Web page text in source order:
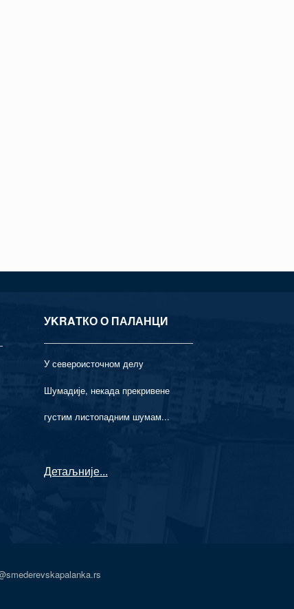
УKRAТКО О ПАЛАНЦИ
У североисточном делу
Шумадије, некада прекривене
густим листопадним шумам...
Детаљније...